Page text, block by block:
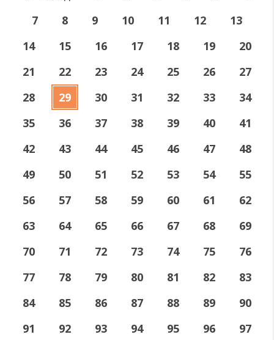
7
8 9 10 11 12
13
14
15 16 17 18 19
20
21
22 23 24 25 26
27
28
29 30 31 32 33
34
35
36 37 38 39 40
41
42
43 44 45 46 47
48
49
50 51 52 53 54
55
56
57 58 59 60 61
62
63
64 65 66 67 68
69
70
71 72 73 74 75
76
77
78 79 80 81 82
83
84
85 86 87 88 89
90
91
92 93 94 95 96
97